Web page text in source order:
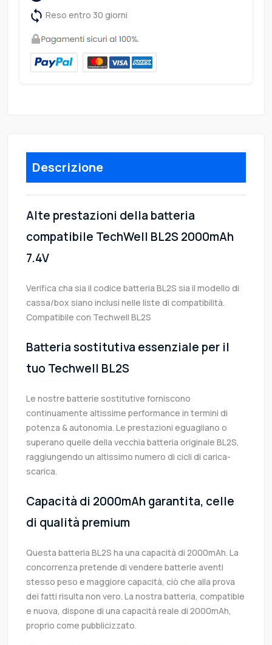
Reso entro 30 giorni
Descrizione
Alte prestazioni della batteria
compatibile TechWell BL2S 2000mAh
7.4V
Verifica cha sia il codice batteria BL2S sia il modello di
cassa/box siano inclusi nelle liste di compatibilità.
Compatibile con Techwell BL2S
Batteria sostitutiva essenziale per il
tuo Techwell BL2S
Le nostre batterie sostitutive forniscono
continuamente altissime performance in termini di
potenza & autonomia. Le prestazioni eguagliano o
superano quelle della vecchia batteria originale BL2S,
raggiungendo un altissimo numero di cicli di carica-
scarica.
Capacità di 2000mAh garantita, celle
di qualità premium
Questa batteria BL2S ha una capacità di 2000mAh. La
concorrenza pretende di vendere batterie aventi
stesso peso e maggiore capacità, ciò che alla prova
dei fatti risulta non vero. La nostra batteria, compatible
e nuova, dispone di una capacità reale di 2000mAh,
proprio come pubblicizzato.